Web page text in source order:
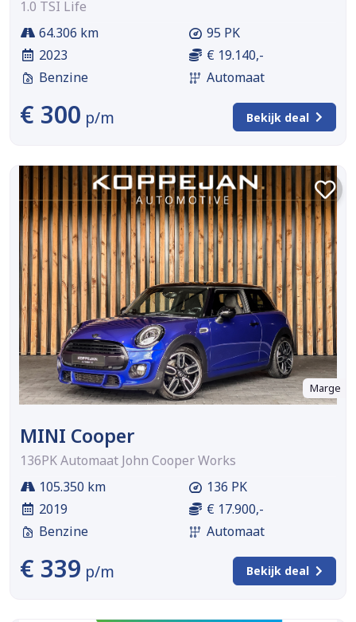
1.0 TSI Life
64.306 km
2023
Benzine
95 PK
€ 19.140,-
Automaat
€ 300 p/m Bekijk deal
Marge
MINI Cooper
136PK Automaat John Cooper Works
105.350 km
2019
Benzine
136 PK
€ 17.900,-
Automaat
€ 339 p/m Bekijk deal